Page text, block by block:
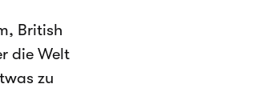
British
die Welt
zu